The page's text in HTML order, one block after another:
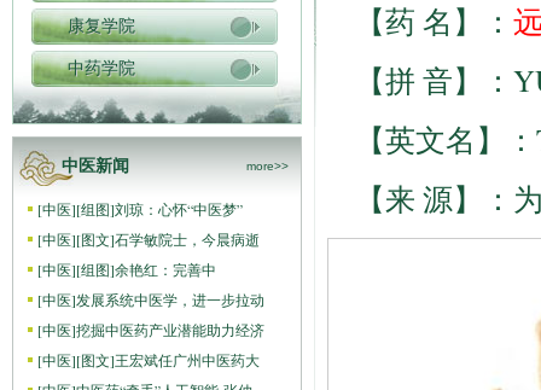
康复学院
中药学院
中医新闻 more>>
[中医][组图]刘琼：心怀“中医梦”
[中医][图文]石学敏院士，今晨病逝
[中医][组图]​余艳红：完善中
[中医]发展系统中医学，进一步拉动
[中医]挖掘中医药产业潜能助力经济
[中医][图文]王宏斌任广州中医药大
【药 名】：
【拼 音】：
【英文名】
【来 源】：